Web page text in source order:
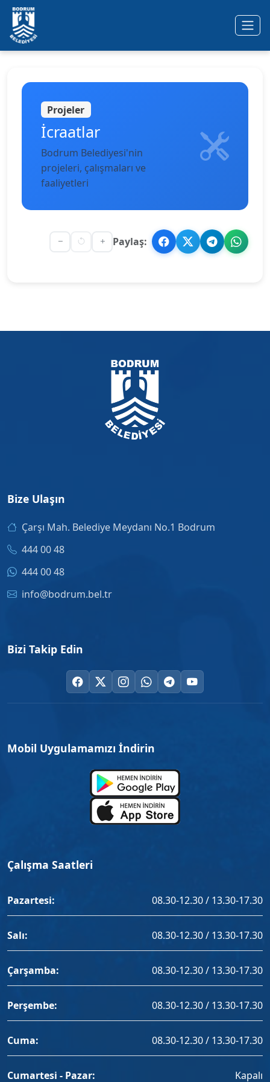
Ana içeriğe geç
Projeler
İcraatlar
Bodrum Belediyesi'nin
projeleri, çalışmaları ve
faaliyetleri
Paylaş:
Bize Ulaşın
Çarşı Mah. Belediye Meydanı No.1 Bodrum
444 00 48
444 00 48
info@bodrum.bel.tr
Bizi Takip Edin
Mobil Uygulamamızı İndirin
Çalışma Saatleri
Pazartesi: 08.30-12.30 / 13.30-17.30
Salı: 08.30-12.30 / 13.30-17.30
Çarşamba: 08.30-12.30 / 13.30-17.30
Perşembe: 08.30-12.30 / 13.30-17.30
Cuma: 08.30-12.30 / 13.30-17.30
Cumartesi - Pazar: Kapalı